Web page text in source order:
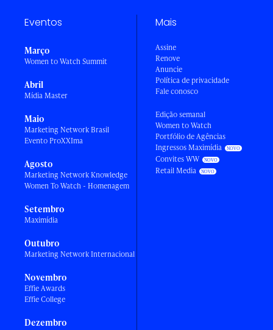
Eventos
Março
Women to Watch Summit
Abril
Mídia Master
Maio
Marketing Network Brasil
Evento ProXXIma
Agosto
Marketing Network Knowledge
Women To Watch - Homenagem
Setembro
Maximídia
Outubro
Marketing Network Internacional
Novembro
Effie Awards
Effie College
Dezembro
Mais
Assine
Renove
Anuncie
Política de privacidade
Fale conosco
Edição semanal
Women to Watch
Portfólio de Agências
Ingressos Maximídia
Convites WW
Retail Media